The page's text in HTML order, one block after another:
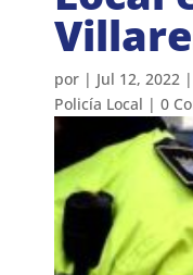
por | Jul 12, 2022 |
Policía Local |0